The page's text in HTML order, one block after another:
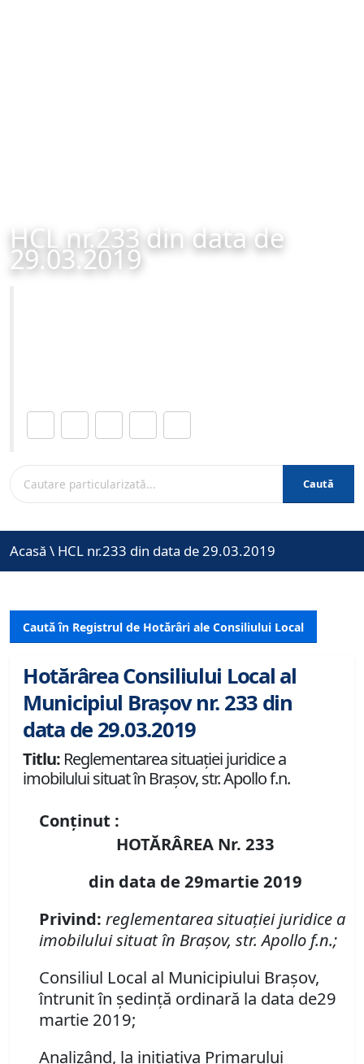
HCL nr.233 din data de
29.03.2019
Caută
Acasă \ HCL nr.233 din data de 29.03.2019
Caută în Registrul de Hotărâri ale Consiliului Local
Hotărârea Consiliului Local al
Municipiul Brașov nr. 233 din
data de 29.03.2019
Titlu: Reglementarea situaţiei juridice a
imobilului situat în Braşov, str. Apollo f.n.
Conținut :
HOTĂRÂREA Nr. 233
din data de 29martie 2019
Privind: reglementarea situaţiei juridice a
imobilului situat în Braşov, str. Apollo f.n.;
Consiliul Local al Municipiului Braşov,
întrunit în şedinţă ordinară la data de29
martie 2019;
Analizând, la iniţiativa Primarului